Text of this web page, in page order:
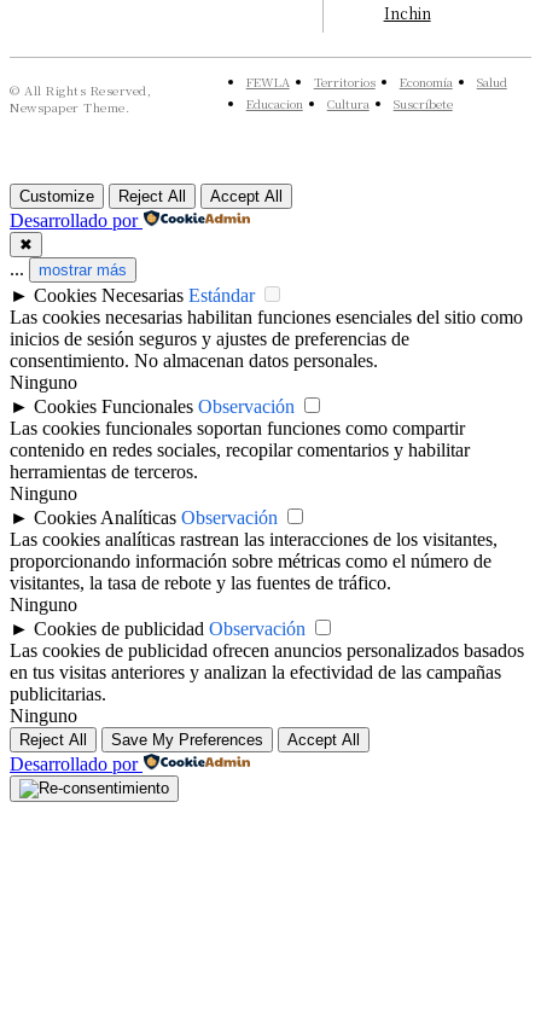
Inchin
© All Rights Reserved,
Newspaper Theme.
FEWLA Territorios Economía
Salud
Educacion
Cultura Suscríbete
Customize Reject All Accept All
Desarrollado por
✖
... mostrar más
► Cookies Necesarias Estándar
Las cookies necesarias habilitan funciones esenciales del sitio como
inicios de sesión seguros y ajustes de preferencias de
consentimiento. No almacenan datos personales.
Ninguno
► Cookies Funcionales Observación
Las cookies funcionales soportan funciones como compartir
contenido en redes sociales, recopilar comentarios y habilitar
herramientas de terceros.
Ninguno
► Cookies Analíticas Observación
Las cookies analíticas rastrean las interacciones de los visitantes,
proporcionando información sobre métricas como el número de
visitantes, la tasa de rebote y las fuentes de tráfico.
Ninguno
► Cookies de publicidad Observación
Las cookies de publicidad ofrecen anuncios personalizados basados
en tus visitas anteriores y analizan la efectividad de las campañas
publicitarias.
Ninguno
Reject All Save My Preferences Accept All
Desarrollado por